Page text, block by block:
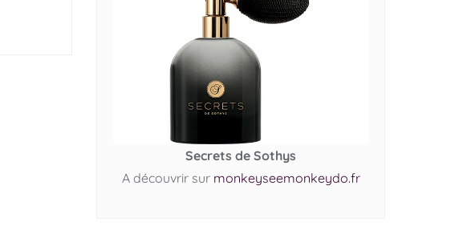
Secrets de Sothys
A découvrir sur monkeyseemonkeydo.fr